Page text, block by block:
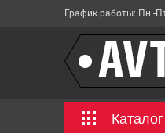
График работы: Пн.-